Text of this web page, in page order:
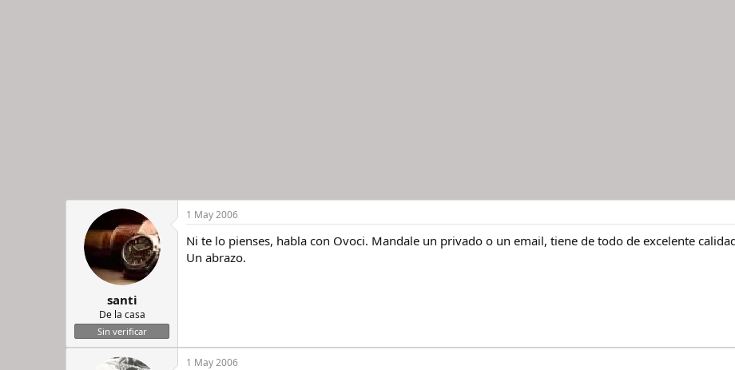
santi
De la casa
Sin verificar
1 May 2006
Ni te lo pienses, habla con Ovoci. Mandale un privado o un email, tiene de todo de excelente
Un abrazo.
1 May 2006